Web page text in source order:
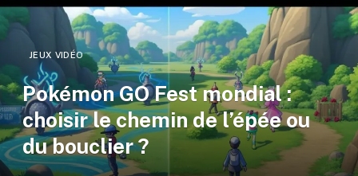
JEUX VIDÉO
Pokémon GO Fest mondial :
choisir le chemin de l’épée ou
du bouclier ?